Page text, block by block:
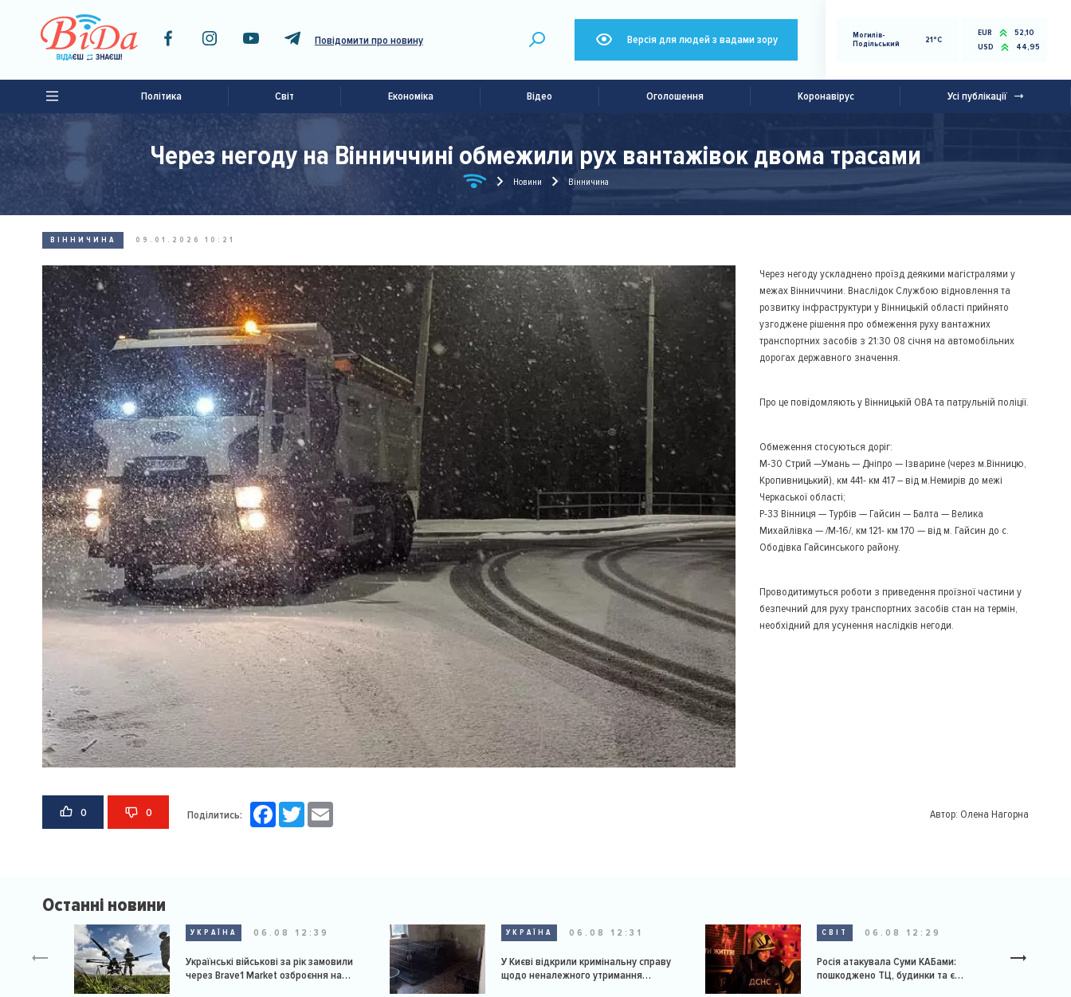
Повідомити про новину Версія для людей з вадами зору
Могилів-
Подільський
21°C
EUR
52,10
USD
44,95
Політика Світ Економіка Відео Оголошення Коронавірус Усі публікації
Через негоду на Вінниччині обмежили рух вантажівок двома трасами
Новини Вінничина
ВІННИЧИНА 09.01.2026 10:21
Через негоду ускладнено проїзд деякими магістралями у
межах Вінниччини. Внаслідок Службою відновлення та
розвитку інфраструктури у Вінницькій області прийнято
узгоджене рішення про обмеження руху вантажних
транспортних засобів з 21:30 08 січня на автомобільних
дорогах державного значення.
Про це повідомляють у Вінницькій ОВА та патрульній поліції.
Обмеження стосуються доріг:
М-30 Стрий —Умань — Дніпро — Ізварине (через м.Вінницю,
Кропивницький), км 441- км 417 – від м.Немирів до межі
Черкаської області;
Р-33 Вінниця — Турбів — Гайсин — Балта — Велика
Михайлівка — /М-16/, км 121- км 170 — від м. Гайсин до с.
Ободівка Гайсинського району.
Проводитимуться роботи з приведення проїзної частини у
безпечний для руху транспортних засобів стан на термін,
необхідний для усунення наслідків негоди.
0 0 Поділитись: FacebookTwitter Автор: Олена Нагорна
Останні новини
УКРАЇНА 06.08 12:39
Українські військові за рік замовили
через Brave1 Market озброєння на
УКРАЇНА 06.08 12:31
У Києві відкрили кримінальну справу
щодо неналежного утримання
СВІТ 06.08 12:29
Росія атакувала Суми КАБами:
пошкоджено ТЦ, будинки та є